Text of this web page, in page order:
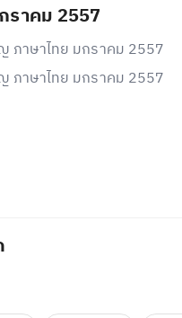
ราคม 2557
ภาษาไทย มกราคม 2557
ภาษาไทย มกราคม 2557